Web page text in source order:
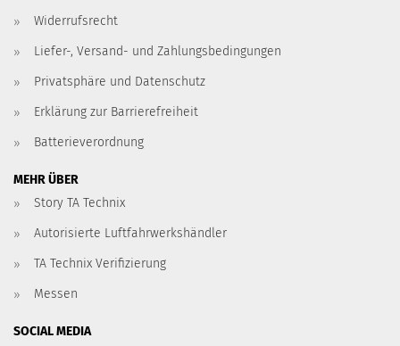
Widerrufsrecht
Liefer-, Versand- und Zahlungsbedingungen
Privatsphäre und Datenschutz
Erklärung zur Barrierefreiheit
Batterieverordnung
MEHR ÜBER
Story TA Technix
Autorisierte Luftfahrwerkshändler
TA Technix Verifizierung
Messen
SOCIAL MEDIA